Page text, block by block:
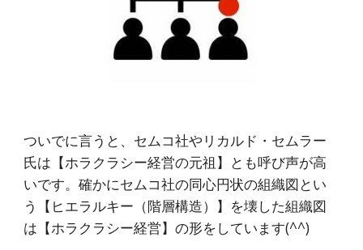
ついでに言うと、セムコ社やリカルド・セムラー
氏は【ホラクラシー経営の元祖】とも呼び声が高
いです。確かにセムコ社の同心円状の組織図とい
う【ヒエラルキー（階層構造）】を壊した組織図
は【ホラクラシー経営】の形をしています(^^)